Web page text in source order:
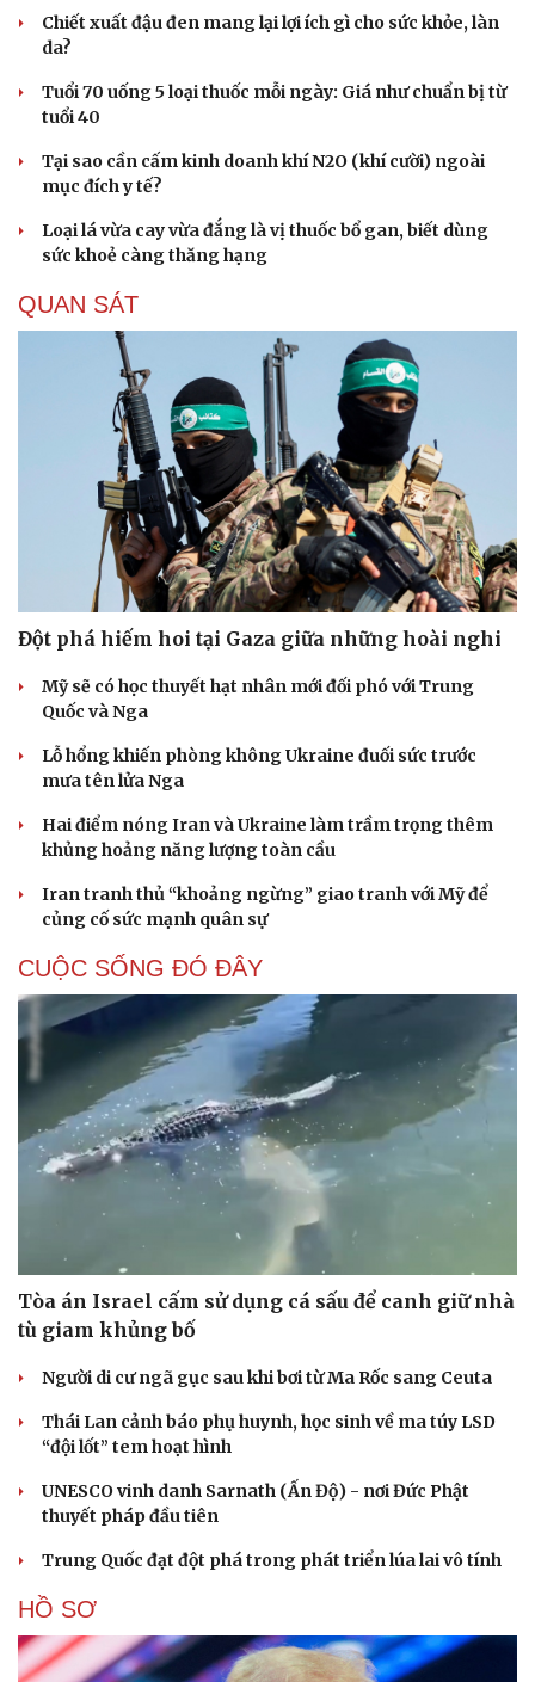
Cải chính
Chiết xuất đậu đen mang lại lợi ích gì cho sức khỏe, làn
da?
Tuổi 70 uống 5 loại thuốc mỗi ngày: Giá như chuẩn bị từ
tuổi 40
Tại sao cần cấm kinh doanh khí N2O (khí cười) ngoài
mục đích y tế?
Loại lá vừa cay vừa đắng là vị thuốc bổ gan, biết dùng
sức khoẻ càng thăng hạng
QUAN SÁT
Đột phá hiếm hoi tại Gaza giữa những hoài nghi
Mỹ sẽ có học thuyết hạt nhân mới đối phó với Trung
Quốc và Nga
Lỗ hổng khiến phòng không Ukraine đuối sức trước
mưa tên lửa Nga
Hai điểm nóng Iran và Ukraine làm trầm trọng thêm
khủng hoảng năng lượng toàn cầu
Iran tranh thủ “khoảng ngừng” giao tranh với Mỹ để
củng cố sức mạnh quân sự
CUỘC SỐNG ĐÓ ĐÂY
Tòa án Israel cấm sử dụng cá sấu để canh giữ nhà
tù giam khủng bố
Người di cư ngã gục sau khi bơi từ Ma Rốc sang Ceuta
Thái Lan cảnh báo phụ huynh, học sinh về ma túy LSD
“đội lốt” tem hoạt hình
UNESCO vinh danh Sarnath (Ấn Độ) - nơi Đức Phật
thuyết pháp đầu tiên
Trung Quốc đạt đột phá trong phát triển lúa lai vô tính
HỒ SƠ